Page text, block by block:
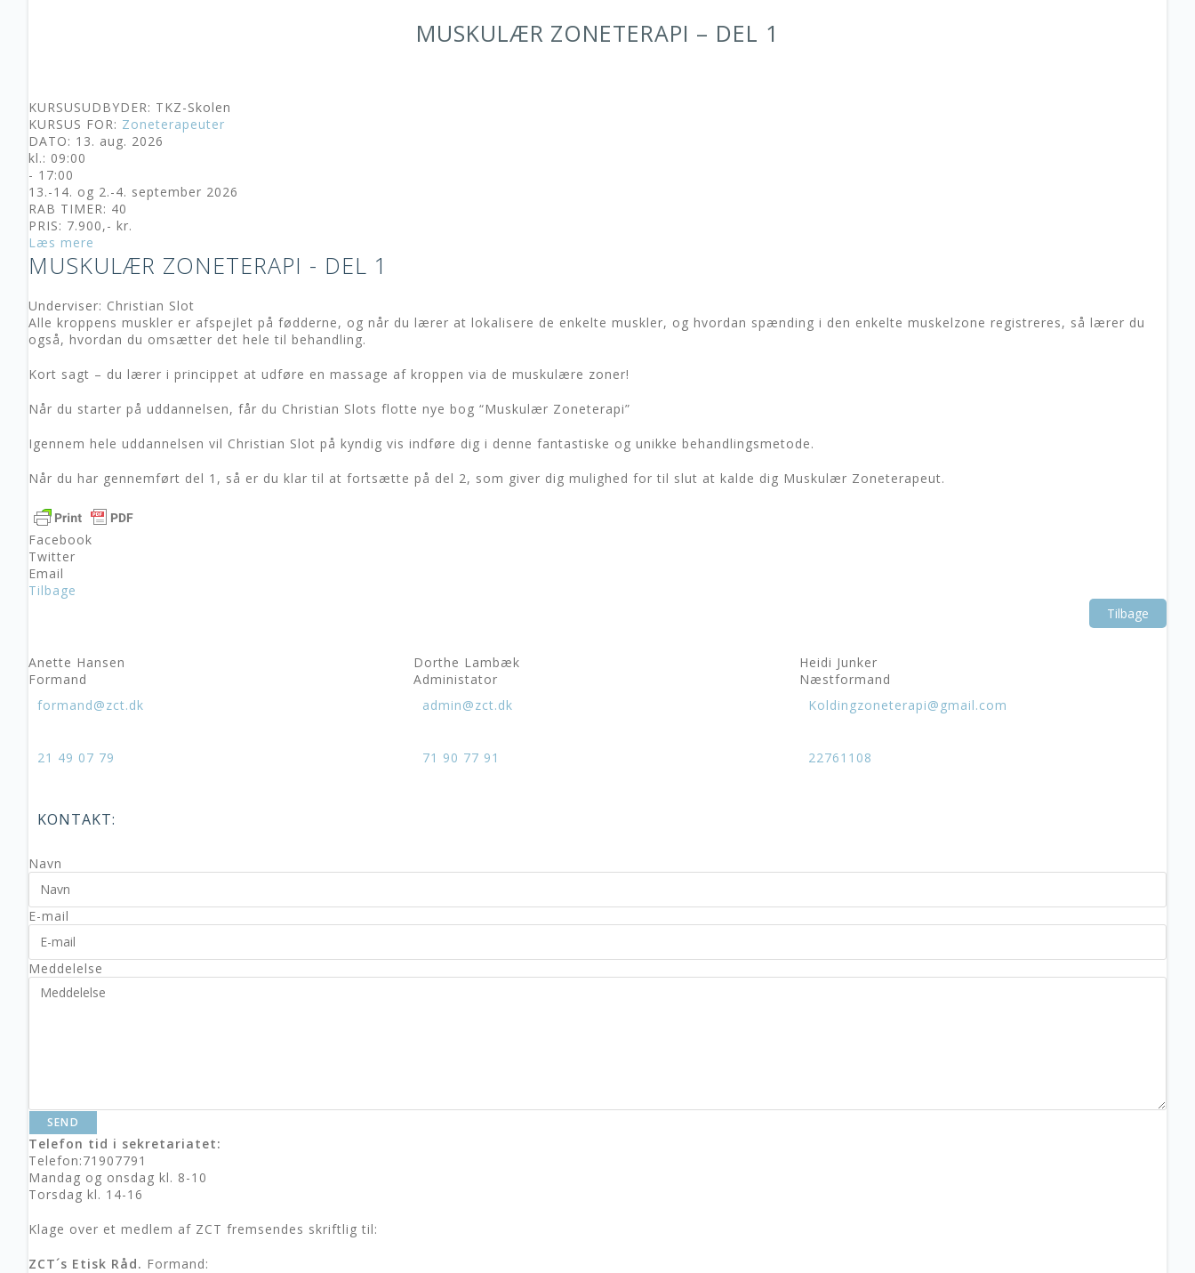
MUSKULÆR ZONETERAPI – DEL 1
KURSUSUDBYDER: TKZ-Skolen
KURSUS FOR: Zoneterapeuter
DATO: 13. aug. 2026
kl.: 09:00
- 17:00
13.-14. og 2.-4. september 2026
RAB TIMER: 40
PRIS: 7.900,- kr.
Læs mere
MUSKULÆR ZONETERAPI - DEL 1
Underviser: Christian Slot
Alle kroppens muskler er afspejlet på fødderne, og når du lærer at lokalisere de enkelte muskler, og hvordan spænding i den enkelte muskelzone registreres, så lærer du
også, hvordan du omsætter det hele til behandling.
Kort sagt – du lærer i princippet at udføre en massage af kroppen via de muskulære zoner!
Når du starter på uddannelsen, får du Christian Slots flotte nye bog “Muskulær Zoneterapi”
Igennem hele uddannelsen vil Christian Slot på kyndig vis indføre dig i denne fantastiske og unikke behandlingsmetode.
Når du har gennemført del 1, så er du klar til at fortsætte på del 2, som giver dig mulighed for til slut at kalde dig Muskulær Zoneterapeut.
Facebook
Twitter
Email
Tilbage
Tilbage
Anette Hansen
Formand
formand@zct.dk
21 49 07 79
Dorthe Lambæk
Administator
admin@zct.dk
71 90 77 91
Heidi Junker
Næstformand
Koldingzoneterapi@gmail.com
22761108
KONTAKT:
Navn
E-mail
Meddelelse
SEND
Telefon tid i sekretariatet:
Telefon:71907791
Mandag og onsdag kl. 8-10
Torsdag kl. 14-16
Klage over et medlem af ZCT fremsendes skriftlig til:
ZCT´s Etisk Råd. Formand: